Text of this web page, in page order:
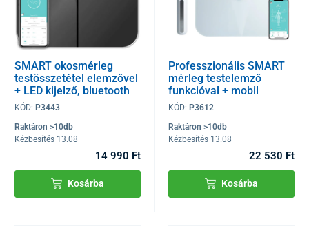
SMART okosmérleg
testösszetétel elemzővel
+ LED kijelző, bluetooth
és mobil applikáció
KÓD: P3443
Raktáron >10db
Kézbesítés 13.08
14 990 Ft
Kosárba
Professzionális SMART
mérleg testelemző
funkcióval + mobil
alkalmazás, Bluetooth és
KÓD: P3612
Raktáron >10db
Kézbesítés 13.08
22 530 Ft
Kosárba